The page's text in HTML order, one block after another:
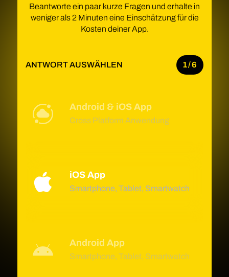
Beantworte ein paar kurze Fragen und erhalte in
weniger als 2 Minuten eine Einschätzung für die
Kosten deiner App.
ANTWORT AUSWÄHLEN 1/6
Android & iOS App
Cross Platform Anwendung
iOS App
Smartphone, Tablet, Smartwatch
Android App
Smartphone, Tablet, Smartwatch